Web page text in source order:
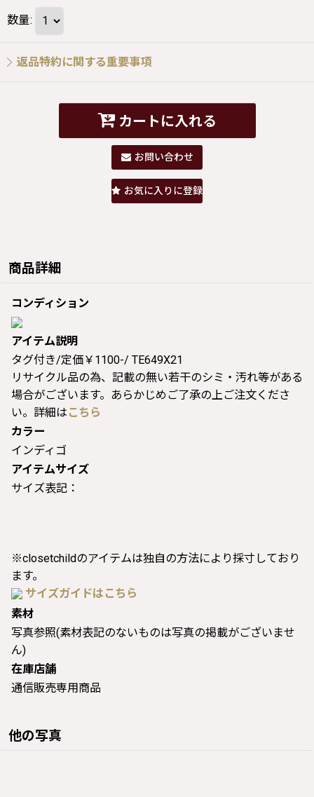
数量:
返品特約に関する重要事項
カートに入れる
お問い合わせ
お気に入りに登録
商品詳細
コンディション
アイテム説明
タグ付き/定価￥1100-/ TE649X21
リサイクル品の為、記載の無い若干のシミ・汚れ等がある
場合がございます。あらかじめご了承の上ご注文くださ
い。詳細は こちら
カラー
インディゴ
アイテムサイズ
サイズ表記：
※closetchildのアイテムは独自の方法により採寸しており
ます。
サイズガイドはこちら
素材
写真参照(素材表記のないものは写真の掲載がございませ
ん)
在庫店舗
通信販売専用商品
他の写真